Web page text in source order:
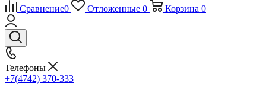
Сравнение0 Отложенные 0 Корзина 0
Телефоны
+7(4742) 370-333